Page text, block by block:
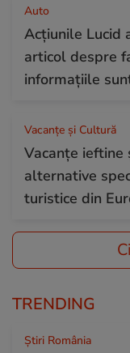
Auto
Acțiunile Lucid
articol despre
informațiile
Vacanțe și Cultură
Vacanțe ieftine
alternative
turistice din
TRENDING
Știri România